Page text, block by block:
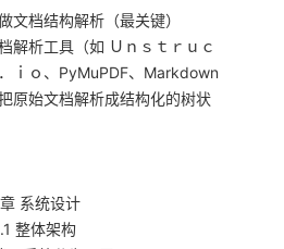
文档结构解析（最关键）
解析工具（如 Ｕｎｓｔｒｕｃ
ｉｏ、PyMuPDF、Markdown
原始文档解析成结构化的树状
系统设计
整体架构